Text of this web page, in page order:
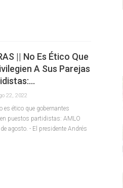
|| No Es Ético Que
A Sus Parejas
22, 2022
es ético que gobernantes
puestos partidistas: AMLO
agosto. - El presidente Andrés